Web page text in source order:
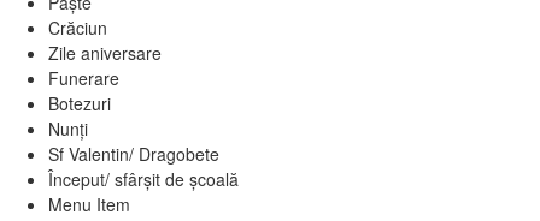
Crăciun
Zile aniversare
Funerare
Botezuri
Nunți
Sf Valentin/ Dragobete
Început/ sfârșit de școală
Menu Item